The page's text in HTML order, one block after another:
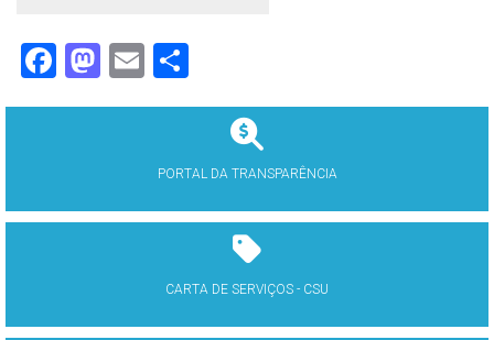
Facebook
Mastodon
Email
PORTAL DA TRANSPARÊNCIA
CARTA DE SERVIÇOS - CSU